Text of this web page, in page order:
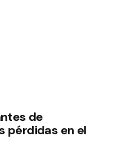
de
pérdidas en el